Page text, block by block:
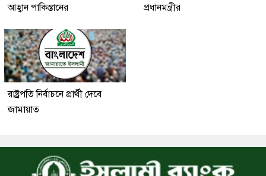
আহ্বান পাকিস্তানের
প্রধানমন্ত্রীর
রাষ্ট্রপতি নির্বাচনে প্রার্থী দেবে
জামায়াত